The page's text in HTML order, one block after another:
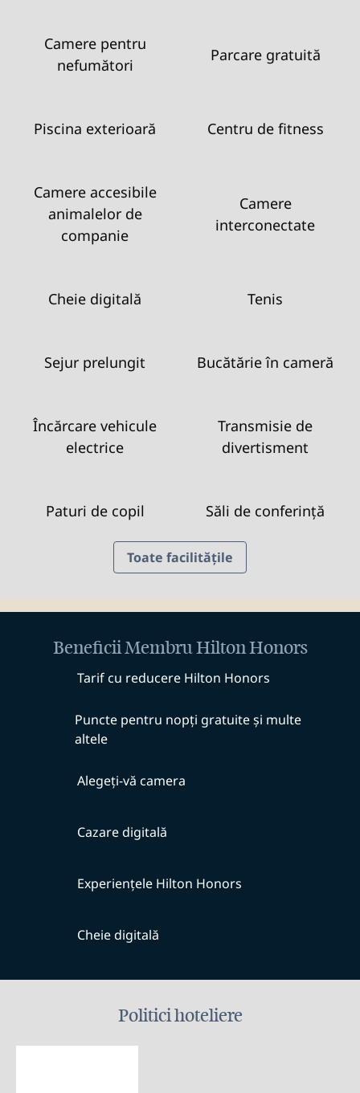
Camere pentru
nefumători
Parcare gratuită
Piscina exterioară Centru de fitness
Camere accesibile
animalelor de
companie
Camere
interconectate
Cheie digitală Tenis
Sejur prelungit Bucătărie în cameră
Încărcare vehicule
electrice
Transmisie de
divertisment
Paturi de copil Săli de conferință
Toate facilitățile
Beneficii Membru Hilton Honors
Tarif cu reducere Hilton Honors
Puncte pentru nopți gratuite și multe
altele
Alegeți-vă camera
Cazare digitală
Experiențele Hilton Honors
Cheie digitală
Politici hoteliere